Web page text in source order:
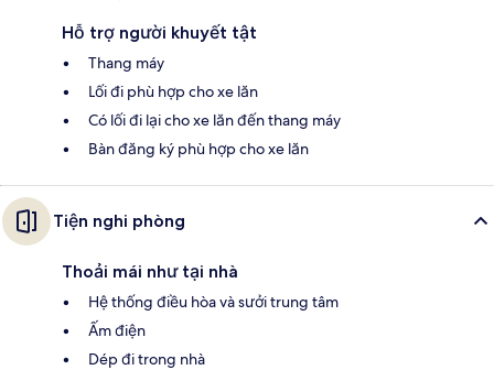
Hỗ trợ người khuyết tật
Thang máy
Lối đi phù hợp cho xe lăn
Có lối đi lại cho xe lăn đến thang máy
Bàn đăng ký phù hợp cho xe lăn
Tiện nghi phòng
Thoải mái như tại nhà
Hệ thống điều hòa và sưởi trung tâm
Ấm điện
Dép đi trong nhà